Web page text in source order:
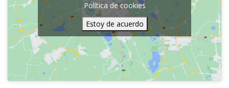
Política de cookies
Estoy de acuerdo